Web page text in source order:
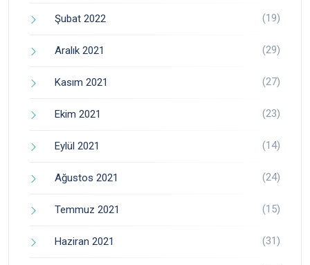
Şubat 2022 (19)
Aralık 2021 (29)
Kasım 2021 (27)
Ekim 2021 (23)
Eylül 2021 (14)
Ağustos 2021 (24)
Temmuz 2021 (15)
Haziran 2021 (31)